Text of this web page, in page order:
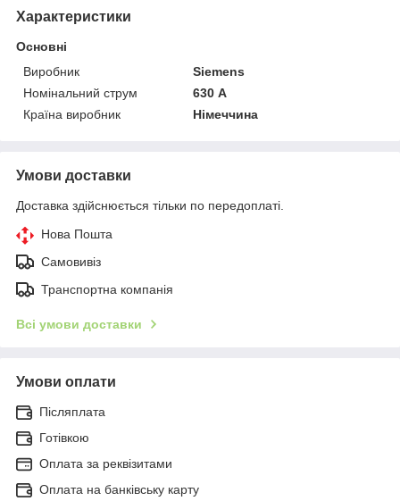
Характеристики
Основні
Виробник
Siemens
Номінальний струм
630 А
Країна виробник
Німеччина
Умови доставки
Доставка здійснюється тільки по передоплаті.
Нова Пошта
Самовивіз
Транспортна компанія
Всі умови доставки
Умови оплати
Післяплата
Готівкою
Оплата за реквізитами
Оплата на банківську карту